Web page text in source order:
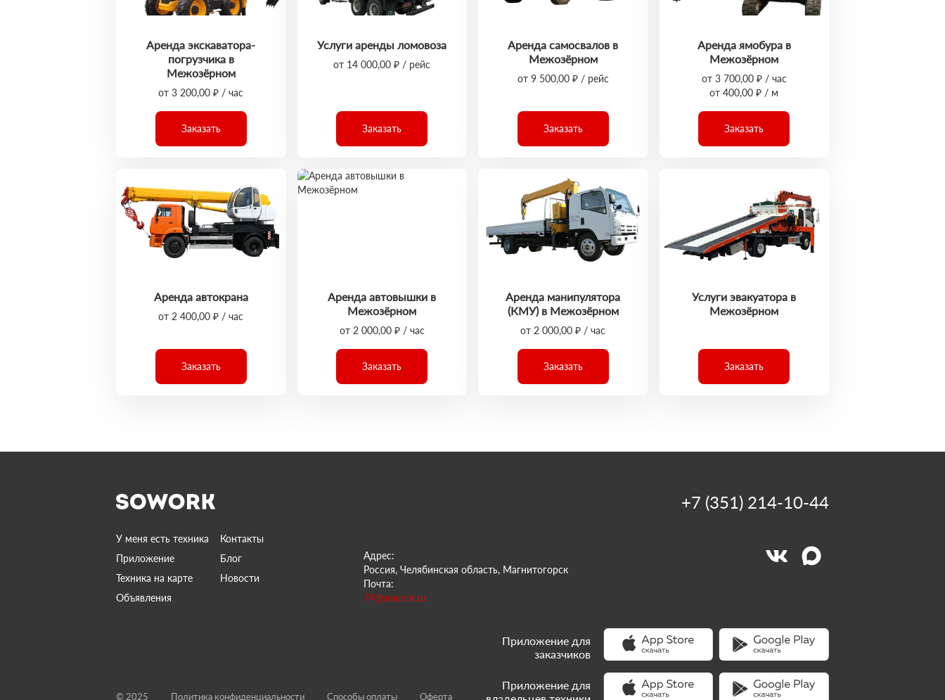
Аренда экскаватора-
погрузчика в
Межозёрном
от 3 200,00 ₽ / час
Заказать
Услуги аренды ломовоза
от 14 000,00 ₽ / рейс
Заказать
Аренда самосвалов в
Межозёрном
от 9 500,00 ₽ / рейс
Заказать
Аренда ямобура в
Межозёрном
от 3 700,00 ₽ / час
от 400,00 ₽ / м
Заказать
Аренда автокрана
от 2 400,00 ₽ / час
Заказать
Аренда автовышки в
Межозёрном
от 2 000,00 ₽ / час
Заказать
Аренда манипулятора
(КМУ) в Межозёрном
от 2 000,00 ₽ / час
Заказать
Услуги эвакуатора в
Межозёрном
Заказать
У меня есть техника
Контакты
Приложение
Блог
Техника на карте
Новости
Объявления
Адрес:
Россия, Челябинская область, Магнитогорск
Почта:
74@sowork.ru
+7 (351) 214-10-44
© 2025 Политика конфиденциальности Способы оплаты Оферта
Приложение для
заказчиков
Приложение для